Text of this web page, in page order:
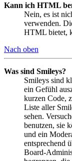
Kann ich HTML
Nein, es ist
verwenden.
HTML bietet,
Nach oben
Was sind Smileys?
Smileys sind
ein Gefühl
kurzen Code,
Liste aller
sehen.
benutzen, sie
und ein
entsprechend
Board-